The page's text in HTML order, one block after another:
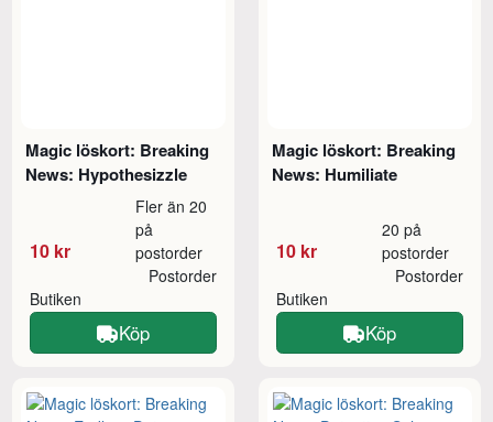
Magic löskort: Breaking
News: Hypothesizzle
10 kr
Fler än 20
på
postorder
Butiken
Postorder
Köp
Magic löskort: Breaking
News: Humiliate
10 kr
20 på
postorder
Butiken
Postorder
Köp